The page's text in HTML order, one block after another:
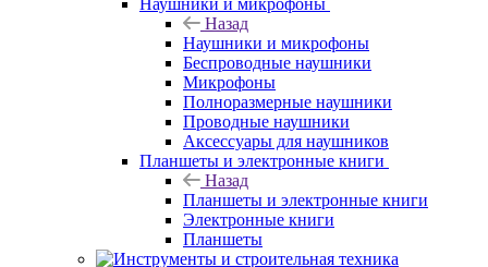
Наушники и микрофоны
Назад
Наушники и микрофоны
Беспроводные наушники
Микрофоны
Полноразмерные наушники
Проводные наушники
Аксессуары для наушников
Планшеты и электронные книги
Назад
Планшеты и электронные книги
Электронные книги
Планшеты